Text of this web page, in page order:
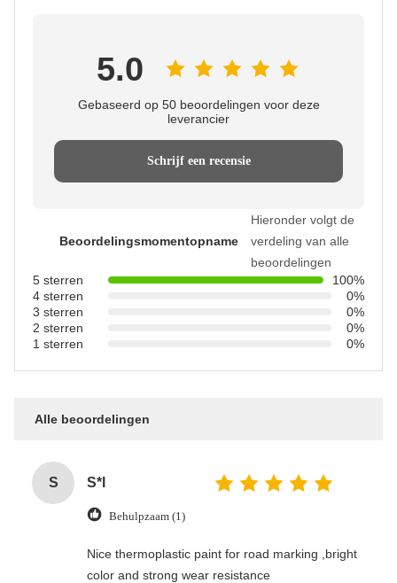
5.0
Gebaseerd op 50 beoordelingen voor deze
leverancier
Schrijf een recensie
Beoordelingsmomentopname
Hieronder volgt de
verdeling van alle
beoordelingen
5 sterren
100%
4 sterren
0%
3 sterren
0%
2 sterren
0%
1 sterren
0%
Alle beoordelingen
S S*l
Behulpzaam (1)
Nice thermoplastic paint for road marking ,bright
color and strong wear resistance